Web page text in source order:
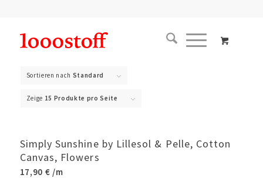
Sortieren nach Standard
Zeige 15 Produkte pro Seite
Simply Sunshine by Lillesol & Pelle, Cotton
Canvas, Flowers
17,90 € /m